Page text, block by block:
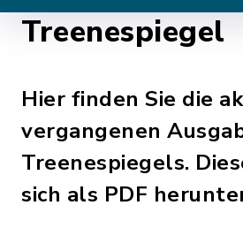
Treenespiegel
Hier finden Sie die
vergangenen
Treenespiegels.
sich als PDF